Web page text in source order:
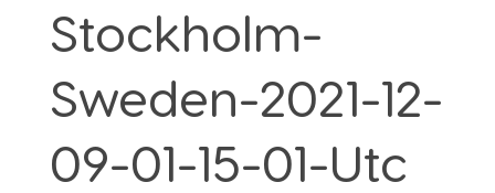
Stockholm-
Sweden-2021-12-
09-01-15-01-Utc